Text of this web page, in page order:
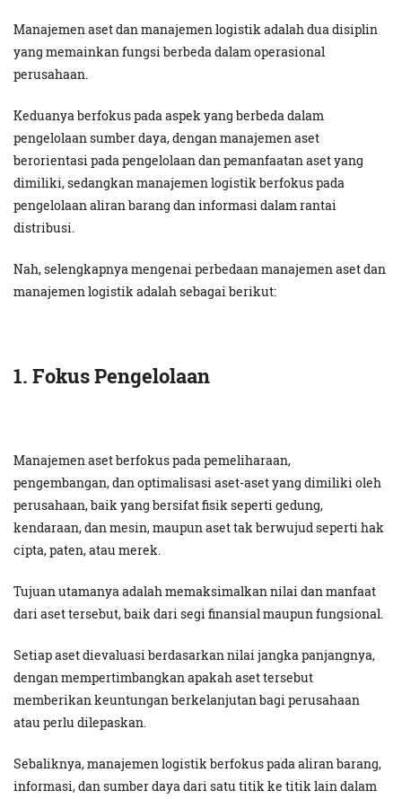
Manajemen aset dan manajemen logistik adalah dua disiplin
yang memainkan fungsi berbeda dalam operasional
perusahaan.
Keduanya berfokus pada aspek yang berbeda dalam
pengelolaan sumber daya, dengan manajemen aset
berorientasi pada pengelolaan dan pemanfaatan aset yang
dimiliki, sedangkan manajemen logistik berfokus pada
pengelolaan aliran barang dan informasi dalam rantai
distribusi.
Nah, selengkapnya mengenai perbedaan manajemen aset dan
manajemen logistik adalah sebagai berikut:
1. Fokus Pengelolaan
Manajemen aset berfokus pada pemeliharaan,
pengembangan, dan optimalisasi aset-aset yang dimiliki oleh
perusahaan, baik yang bersifat fisik seperti gedung,
kendaraan, dan mesin, maupun aset tak berwujud seperti hak
cipta, paten, atau merek.
Tujuan utamanya adalah memaksimalkan nilai dan manfaat
dari aset tersebut, baik dari segi finansial maupun fungsional.
Setiap aset dievaluasi berdasarkan nilai jangka panjangnya,
dengan mempertimbangkan apakah aset tersebut
memberikan keuntungan berkelanjutan bagi perusahaan
atau perlu dilepaskan.
Sebaliknya, manajemen logistik berfokus pada aliran barang,
informasi, dan sumber daya dari satu titik ke titik lain dalam